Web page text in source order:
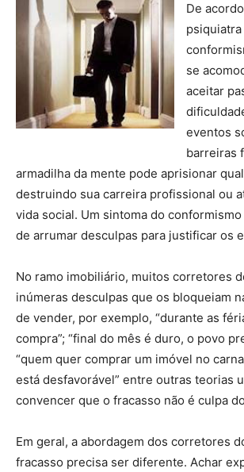
De
se
aceitar
eventos
barreiras
armadilha da mente pode aprisionar
destruindo sua carreira profissional ou
vida social. Um sintoma do conformismo
de arrumar desculpas para justificar os
No ramo imobiliário, muitos corretores
inúmeras desculpas que os bloqueiam
de vender, por exemplo, “durante as
compra”; “final do mês é duro, o povo
“quem quer comprar um imóvel no
está desfavorável” entre outras teorias
convencer que o fracasso não é culpa
Em geral, a abordagem dos corretores
fracasso precisa ser diferente. Achar